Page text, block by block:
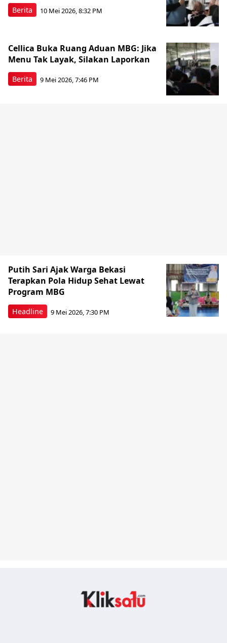
Berita 10 Mei 2026, 8:32 PM
Berita
Cellica Buka Ruang Aduan MBG: Jika
Menu Tak Layak, Silakan Laporkan
9 Mei 2026, 7:46 PM
Headline
Putih Sari Ajak Warga Bekasi
Terapkan Pola Hidup Sehat Lewat
Program MBG
9 Mei 2026, 7:30 PM